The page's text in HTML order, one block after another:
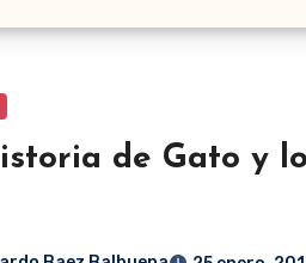
de Gato y